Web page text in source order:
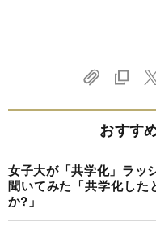
おすす
女子大が「共学化」ラッ
聞いてみた「共学化した
か?」